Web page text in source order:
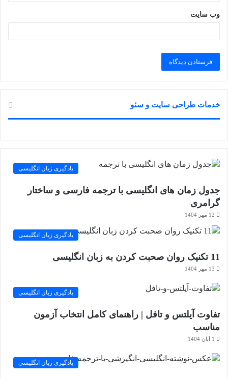
وب‌ سایت
خدمات طراحی سایت و سئو
یادگیری زبان انگلیسی
جدول زمان های انگلیسی با ترجمه فارسی و ساختار
گرامری
12 مهر 1404
یادگیری زبان انگلیسی
11 تکنیک روان صحبت کردن به زبان انگلیسی
13 مهر 1404
یادگیری زبان انگلیسی
تفاوت‌ آیلتس و تافل | راهنمای کامل انتخاب آزمون
مناسب
1 آبان 1404
یادگیری زبان انگلیسی